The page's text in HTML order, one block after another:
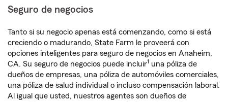
Seguro de negocios
Tanto si su negocio apenas está comenzando, como si está
creciendo o madurando, State Farm le proveerá con
opciones inteligentes para seguro de negocios en Anaheim,
CA. Su seguro de negocios puede incluir1 una póliza de
dueños de empresas, una póliza de automóviles comerciales,
una póliza de salud individual o incluso compensación laboral.
Al igual que usted, nuestros agentes son dueños de